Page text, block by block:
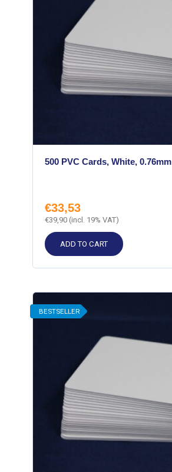
500 PVC Cards, White, 0.76mm
€33,53
€39,90 (incl. 19% VAT)
ADD TO CART
BESTSELLER